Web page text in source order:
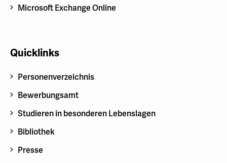
Microsoft Exchange Online
Quicklinks
Personenverzeichnis
Bewerbungsamt
Studieren in besonderen Lebenslagen
Bibliothek
Presse